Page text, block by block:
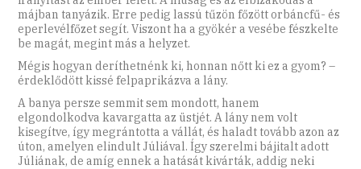
májban tanyázik. Erre pedig lassú tűzön főzött orbáncfű- és
eperlevélfőzet segít. Viszont ha a gyökér a vesébe fészkelte
be magát, megint más a helyzet.
Mégis hogyan deríthetnénk ki, honnan nőtt ki ez a gyom? –
érdeklődött kissé felpaprikázva a lány.
A banya persze semmit sem mondott, hanem
elgondolkodva kavargatta az üstjét. A lány nem volt
kisegítve, így megrántotta a vállát, és haladt tovább azon az
úton, amelyen elindult Júliával. Így szerelmi bájitalt adott
Júliának, de amíg ennek a hatását kivárták, addig neki